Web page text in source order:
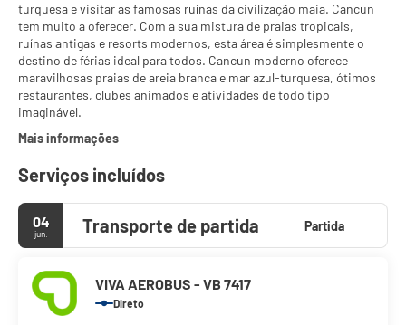
turquesa e visitar as famosas ruínas da civilização maia. Cancun
tem muito a oferecer. Com a sua mistura de praias tropicais,
ruínas antigas e resorts modernos, esta área é simplesmente o
destino de férias ideal para todos. Cancun moderno oferece
maravilhosas praias de areia branca e mar azul-turquesa, ótimos
restaurantes, clubes animados e atividades de todo tipo
imaginável.
Mais informações
Serviços incluídos
04
jun. Transporte de partida Partida
VIVA AEROBUS - VB 7417
Direto